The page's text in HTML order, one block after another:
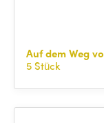
Auf dem Weg
5 Stück